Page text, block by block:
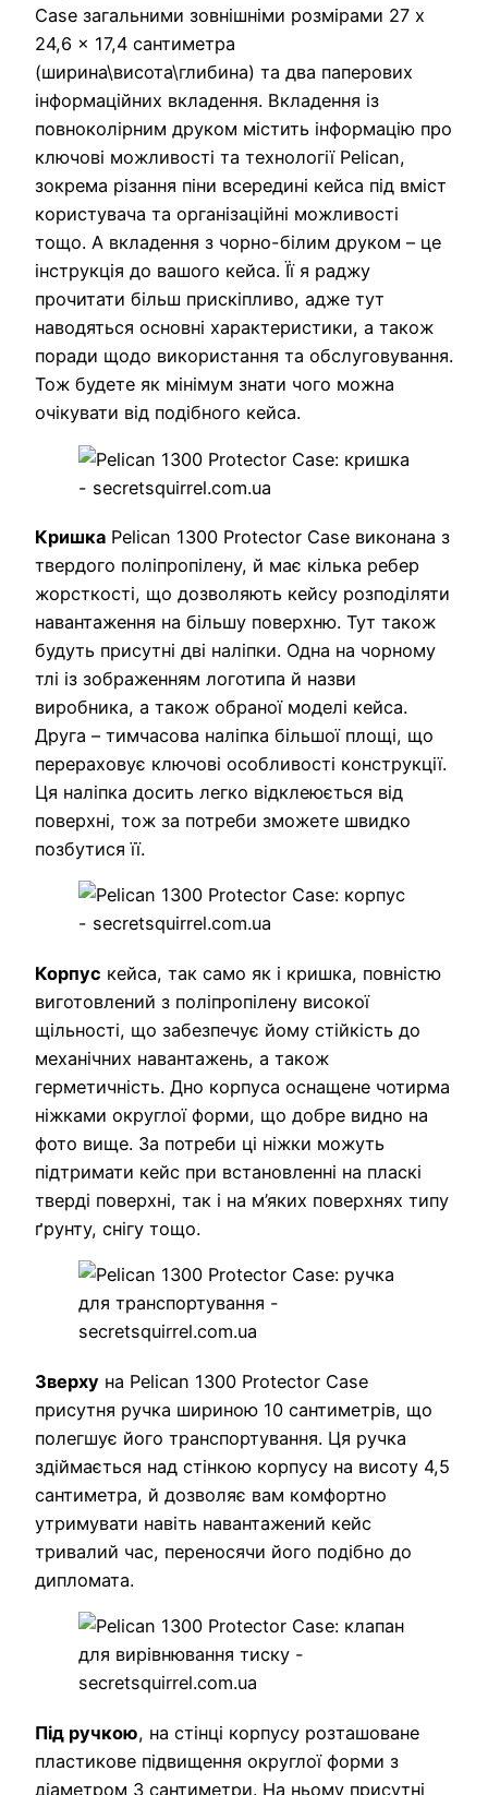
Case загальними зовнішніми розмірами 27 x
24,6 x 17,4 сантиметра
(ширина\висота\глибина) та два паперових
інформаційних вкладення. Вкладення із
повноколірним друком містить інформацію про
ключові можливості та технології Pelican,
зокрема різання піни всередині кейса під вміст
користувача та організаційні можливості
тощо. А вкладення з чорно-білим друком – це
інструкція до вашого кейса. Її я раджу
прочитати більш прискіпливо, адже тут
наводяться основні характеристики, а також
поради щодо використання та обслуговування.
Тож будете як мінімум знати чого можна
очікувати від подібного кейса.
Кришка Pelican 1300 Protector Case виконана з
твердого поліпропілену, й має кілька ребер
жорсткості, що дозволяють кейсу розподіляти
навантаження на більшу поверхню. Тут також
будуть присутні дві наліпки. Одна на чорному
тлі із зображенням логотипа й назви
виробника, а також обраної моделі кейса.
Друга – тимчасова наліпка більшої площі, що
перераховує ключові особливості конструкції.
Ця наліпка досить легко відклеюється від
поверхні, тож за потреби зможете швидко
позбутися її.
Корпус кейса, так само як і кришка, повністю
виготовлений з поліпропілену високої
щільності, що забезпечує йому стійкість до
механічних навантажень, а також
герметичність. Дно корпуса оснащене чотирма
ніжками округлої форми, що добре видно на
фото вище. За потреби ці ніжки можуть
підтримати кейс при встановленні на пласкі
тверді поверхні, так і на м’яких поверхнях типу
ґрунту, снігу тощо.
Зверху на Pelican 1300 Protector Case
присутня ручка шириною 10 сантиметрів, що
полегшує його транспортування. Ця ручка
здіймається над стінкою корпусу на висоту 4,5
сантиметра, й дозволяє вам комфортно
утримувати навіть навантажений кейс
тривалий час, переносячи його подібно до
дипломата.
Під ручкою, на стінці корпусу розташоване
пластикове підвищення округлої форми з
діаметром 3 сантиметри. На ньому присутні